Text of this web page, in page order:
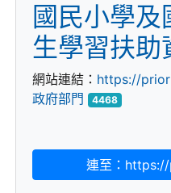
國民小學
生學習扶助
網站連結： https://
政府部門
4468
連至：